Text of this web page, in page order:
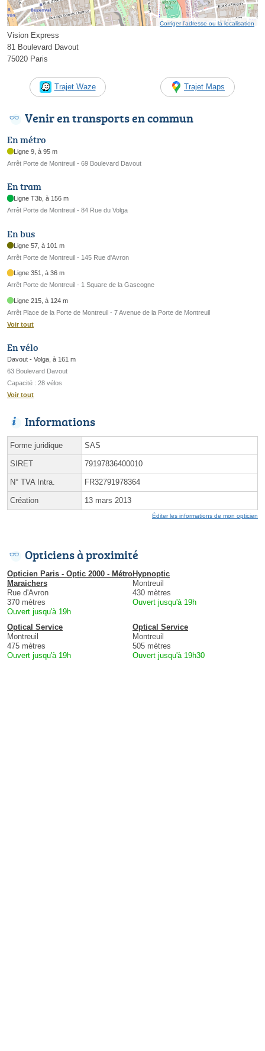
Corriger l’adresse ou la localisation
Vision Express
81 Boulevard Davout
75020 Paris
Trajet Waze Trajet Maps
Venir en transports en commun
En métro
Ligne 9, à 95 m
Arrêt Porte de Montreuil - 69 Boulevard Davout
En tram
Ligne T3b, à 156 m
Arrêt Porte de Montreuil - 84 Rue du Volga
En bus
Ligne 57, à 101 m
Arrêt Porte de Montreuil - 145 Rue d'Avron
Ligne 351, à 36 m
Arrêt Porte de Montreuil - 1 Square de la Gascogne
Ligne 215, à 124 m
Arrêt Place de la Porte de Montreuil - 7 Avenue de la Porte de Montreuil
Voir tout
En vélo
Davout - Volga, à 161 m
63 Boulevard Davout
Capacité : 28 vélos
Voir tout
Informations
Forme juridique SAS
SIRET 79197836400010
N° TVA Intra. FR32791978364
Création 13 mars 2013
Éditer les informations de mon opticien
Opticiens à proximité
Opticien Paris - Optic 2000 - Métro
Maraichers
Rue d'Avron
370 mètres
Ouvert jusqu'à 19h
Hypnoptic
Montreuil
430 mètres
Ouvert jusqu'à 19h
Optical Service
Montreuil
475 mètres
Ouvert jusqu'à 19h
Optical Service
Montreuil
505 mètres
Ouvert jusqu'à 19h30